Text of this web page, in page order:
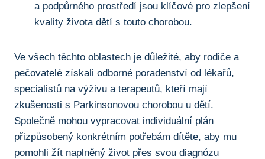
a podpůrného⁤ prostředí jsou ​klíčové⁤ pro zlepšení
kvality života dětí s​ touto chorobou.
Ve všech těchto oblastech je důležité, aby rodiče a
pečovatelé získali odborné poradenství od lékařů,
specialistů na výživu a terapeutů, kteří mají
zkušenosti s Parkinsonovou chorobou u dětí.
Společně‍ mohou vypracovat individuální plán
přizpůsobený konkrétním potřebám dítěte, aby mu
pomohli žít naplněný​ život přes svou diagnózu